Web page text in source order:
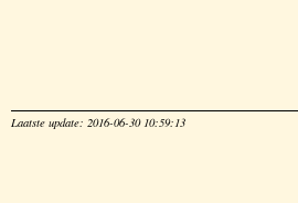
Laatste update: 2016-06-30 10:59:13